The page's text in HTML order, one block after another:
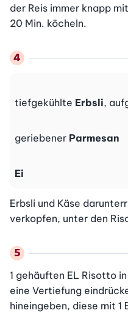
der Reis immer knapp
20 Min. köcheln.
tiefgekühlte Erbsli,
geriebener Parmesan
Ei
Erbsli und Käse
verkopfen, unter den
1 gehäuften EL Risotto
eine Vertiefung
hineingeben, diese mit 1